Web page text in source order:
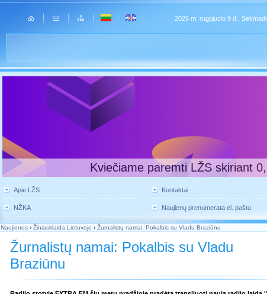
2026 m. rugpjucio 9 d.,
Kviečiame paremti LŽS skiriant
Apie LŽS Kontaktai
NŽKA Naujienų prenumerata el. paštu
Naujienos › Žiniasklaida Lietuvoje › Žurnalistų namai: Pokalbis su Vladu Braziūnu
Žurnalistų namai: Pokalbis su Vladu
Braziūnu